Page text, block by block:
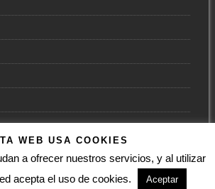
WEB USA COOKIES
a ofrecer nuestros servicios, y al utilizar
acepta el uso de cookies.
Aceptar